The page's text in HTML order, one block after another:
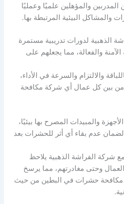
والمؤهلين علميًا وعمليًا
والمشاكل البيئية المرتبطة بها.
الذهبية لدورات تدريبية مستمرة
والفعالة، مما يجعلهم على
والالتزام والسرعة في الأداء،
بين كل عمال أي شركة مكافحة
والمبيدات المصرح بها بيئيًا،
عدم بقاء أي أثر للحشرات بعد
شركة الفراشة الذهبية يلاحظ
وحتى مغادرتهم، مما يرسخ
مكافحة حشرات في البطين من حيث